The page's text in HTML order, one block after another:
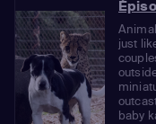
just
baby